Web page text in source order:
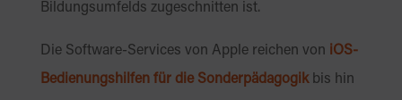
Bildungsumfelds zugeschnitten ist.
Die Software-Services von Apple reichen von
iOS-
Bedienungshilfen für die Sonderpädagogikbis hin